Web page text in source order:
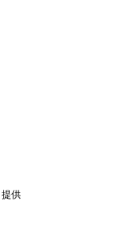
提供